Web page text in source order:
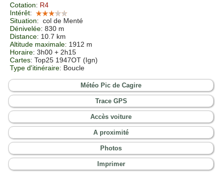
Cotation: R4
Intérêt:
Situation: col de Menté
Dénivelée: 830 m
Distance: 10.7 km
Altitude maximale: 1912 m
Horaire: 3h00 + 2h15
Cartes: Top25 1947OT (Ign)
Type d'itinéraire: Boucle
Météo Pic de Cagire
Trace GPS
Accès voiture
A proximité
Photos
Imprimer